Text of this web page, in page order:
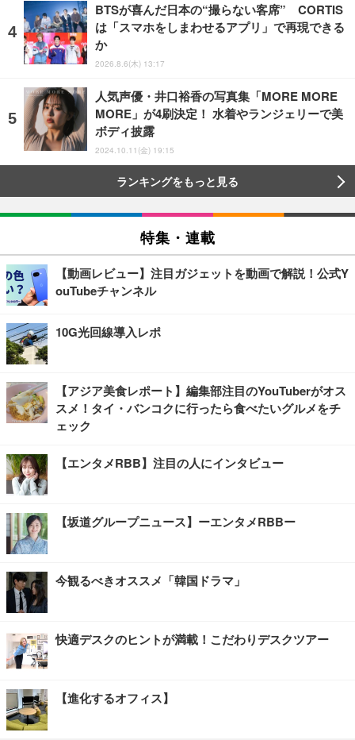
BTSが喜んだ日本の“撮らない客席” CORTIS
は「スマホをしまわせるアプリ」で再現できる
か
2026.8.6(木) 13:17
人気声優・井口裕香の写真集「MORE MORE
MORE」が4刷決定！ 水着やランジェリーで美
ボディ披露
2024.10.11(金) 19:15
ランキングをもっと見る
特集・連載
【動画レビュー】注目ガジェットを動画で解説！公式Y
ouTubeチャンネル
10G光回線導入レポ
【アジア美食レポート】編集部注目のYouTuberがオス
スメ！タイ・バンコクに行ったら食べたいグルメをチ
ェック
【エンタメRBB】注目の人にインタビュー
【坂道グループニュース】ーエンタメRBBー
今観るべきオススメ「韓国ドラマ」
快適デスクのヒントが満載！こだわりデスクツアー
【進化するオフィス】